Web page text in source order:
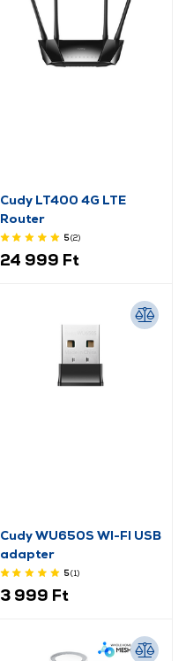
Cudy LT400 4G LTE
Router
5(2)
24 999 Ft
Cudy WU650S WI-FI USB
adapter
5(1)
3 999 Ft